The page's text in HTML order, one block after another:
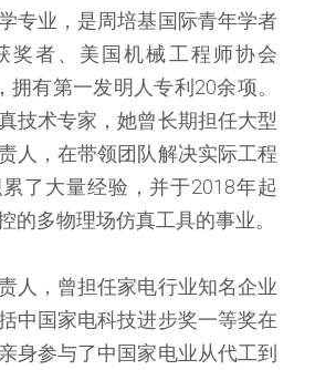
专业，是周培基国际青年学者
奖者、美国机械工程师协会
拥有第一发明人专利20余项。
技术专家，她曾长期担任大型
人，在带领团队解决实际工程
了大量经验，并于2018年起
的多物理场仿真工具的事业。
人，曾担任家电行业知名企业
中国家电科技进步奖一等奖在
身参与了中国家电业从代工到